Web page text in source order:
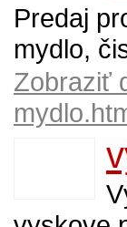
Predaj
mydlo,
Zobraziť